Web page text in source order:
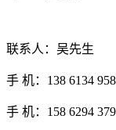
联系人：吴先生
手 机：138 6134
手 机：158 6294